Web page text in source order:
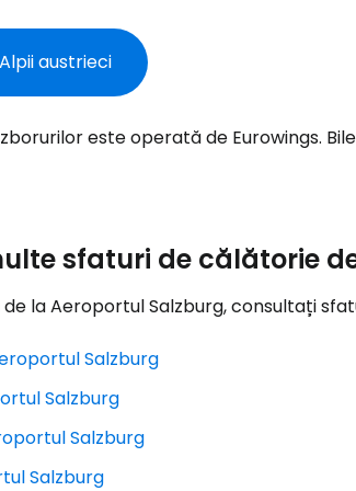
austrieci
este operată de Eurowings.
sfaturi de călătorie
de la Aeroportul Salzburg, consultați
Salzburg
Salzburg
Salzburg
Salzburg